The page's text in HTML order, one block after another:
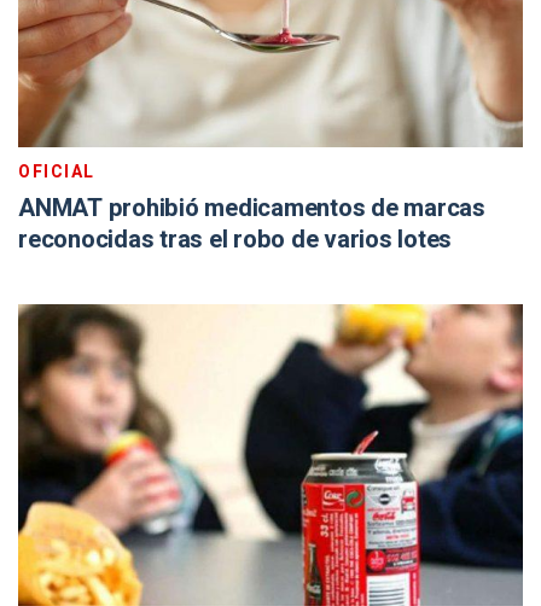
OFICIAL
ANMAT prohibió medicamentos de marcas
reconocidas tras el robo de varios lotes